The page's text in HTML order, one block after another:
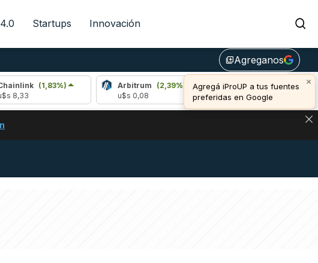
Startups Innovación
library_addAgreganos
×
Agregá iProUP a tus fuentes
preferidas en Google
(1,83%)
Arbitrum
(2,39%)
Bitcoin (0,39%)
u$s 64.999,00
ARGENTINA: IMPACTO EN BITCOIN, DÓLAR CRIPTO Y EXCHANGES